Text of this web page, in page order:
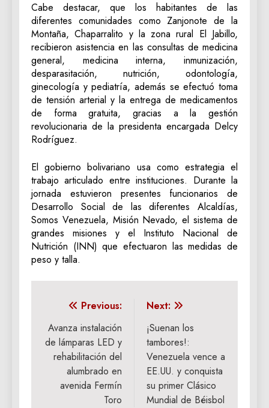
Cabe destacar, que los habitantes de las
diferentes comunidades como Zanjonote de la
Montaña, Chaparralito y la zona rural El Jabillo,
recibieron asistencia en las consultas de medicina
general, medicina interna, inmunización,
desparasitación, nutrición, odontología,
ginecología y pediatría, además se efectuó toma
de tensión arterial y la entrega de medicamentos
de forma gratuita, gracias a la gestión
revolucionaria de la presidenta encargada Delcy
Rodríguez.
El gobierno bolivariano usa como estrategia el
trabajo articulado entre instituciones. Durante la
jornada estuvieron presentes funcionarios de
Desarrollo Social de las diferentes Alcaldías,
Somos Venezuela, Misión Nevado, el sistema de
grandes misiones y el Instituto Nacional de
Nutrición (INN) que efectuaron las medidas de
peso y talla.
Navegación
de
entradas
Previous:
Avanza instalación
de lámparas LED y
rehabilitación del
alumbrado en
avenida Fermín
Toro
Next:
¡Suenan los
tambores!:
Venezuela vence a
EE.UU. y conquista
su primer Clásico
Mundial de Béisbol